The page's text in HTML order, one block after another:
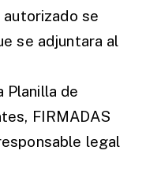
se
se adjuntara al
Planilla de
FIRMADAS
legal